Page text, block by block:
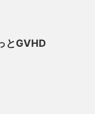
とGVHD